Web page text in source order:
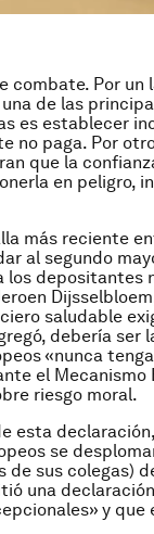
combate. Por un
de las
es establecer
no paga. Por
que la
en peligro,
más reciente
al segundo
los depositantes
saludable
debería ser
«nunca
el
riesgo moral.
esta
se
de sus colegas)
una
y